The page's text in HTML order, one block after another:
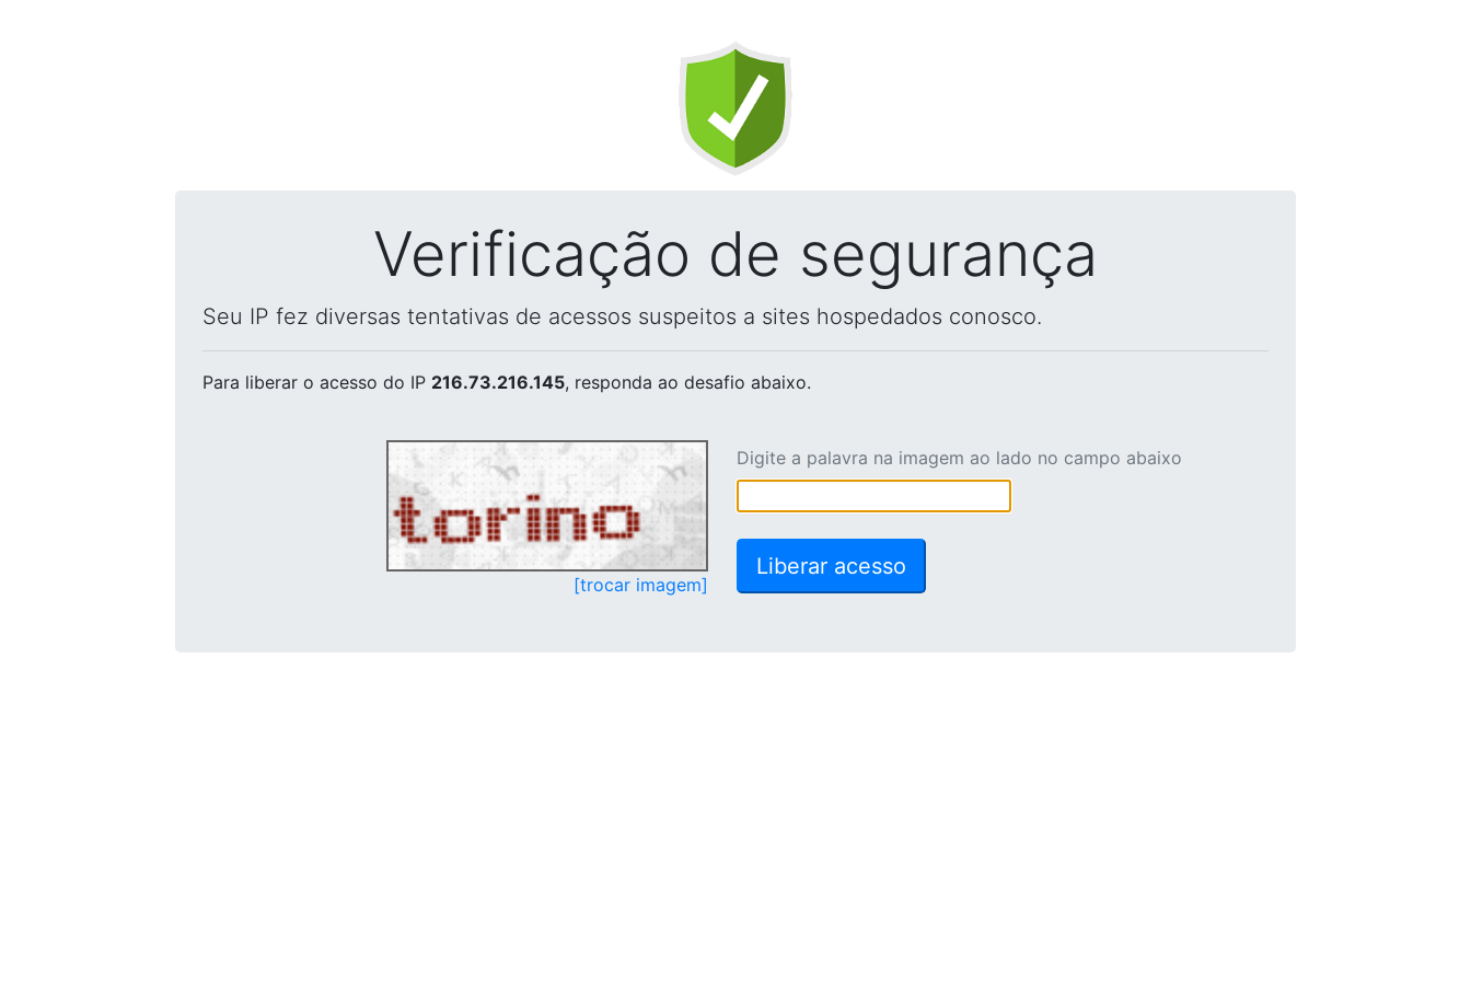
Verificação de segurança
Seu IP fez diversas tentativas de acessos suspeitos a sites hospedados conosco.
Para liberar o acesso do IP 216.73.216.145, responda ao desafio abaixo.
[trocar imagem]
Digite a palavra na imagem ao lado no campo abaixo